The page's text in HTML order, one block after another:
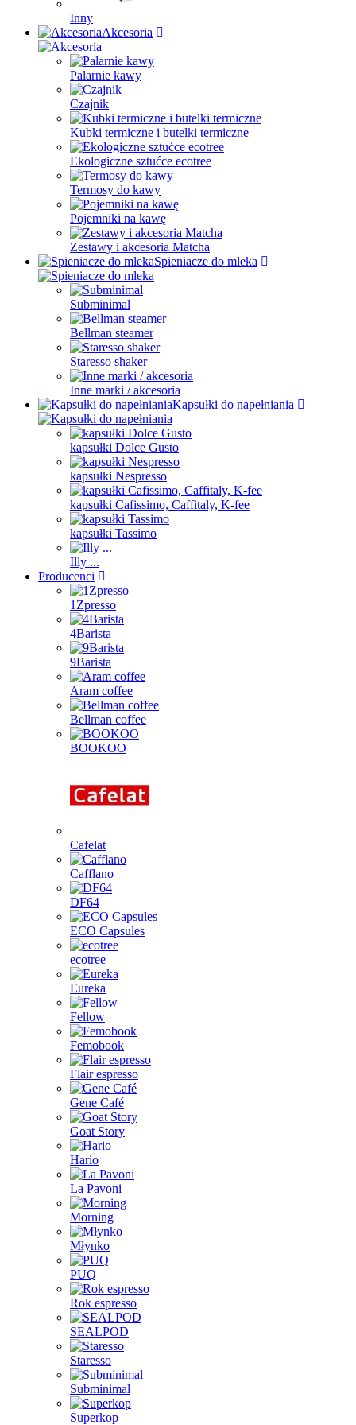
Inny
Akcesoria
Palarnie kawy
Czajnik
Kubki termiczne i butelki termiczne
Ekologiczne sztućce ecotree
Termosy do kawy
Pojemniki na kawę
Zestawy i akcesoria Matcha
Spieniacze do mleka
Subminimal
Bellman steamer
Staresso shaker
Inne marki / akcesoria
Kapsułki do napełniania
kapsułki Dolce Gusto
kapsułki Nespresso
kapsułki Cafissimo, Caffitaly, K-fee
kapsułki Tassimo
Illy ...
Producenci
1Zpresso
4Barista
9Barista
Aram coffee
Bellman coffee
BOOKOO
Cafelat
Cafflano
DF64
ECO Capsules
ecotree
Eureka
Fellow
Femobook
Flair espresso
Gene Café
Goat Story
Hario
La Pavoni
Morning
Młynko
PUQ
Rok espresso
SEALPOD
Staresso
Subminimal
Superkop